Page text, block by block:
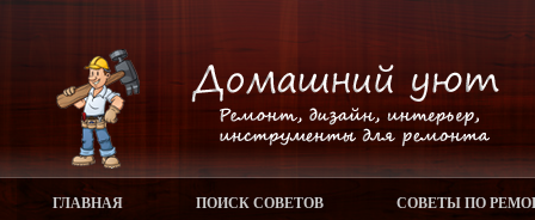
ГЛАВНАЯ ПОИСК СОВЕТОВ СОВЕТЫ ПО